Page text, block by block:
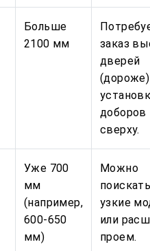
Больше
2100 мм
заказ
дверей
доборов
сверху.
Уже 700
мм
(например,
600-650
мм)
Можно
узкие
или
проем.